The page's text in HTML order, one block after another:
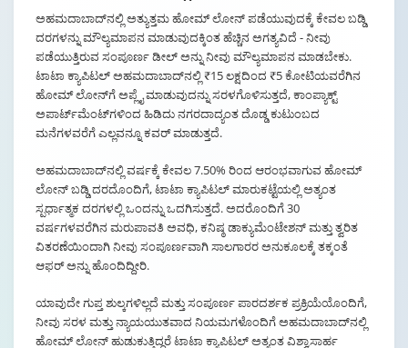
ಅಹಮದಾಬಾದ್‌ನಲ್ಲಿ ಅತ್ಯುತ್ತಮ ಹೋಮ್ ಲೋನ್ ಪಡೆಯುವುದಕ್ಕೆ ಕೇವಲ ಬಡ್ಡಿ
ದರಗಳನ್ನು ಮೌಲ್ಯಮಾಪನ ಮಾಡುವುದಕ್ಕಿಂತ ಹೆಚ್ಚಿನ ಅಗತ್ಯವಿದೆ - ನೀವು
ಪಡೆಯುತ್ತಿರುವ ಸಂಪೂರ್ಣ ಡೀಲ್ ಅನ್ನು ನೀವು ಮೌಲ್ಯಮಾಪನ ಮಾಡಬೇಕು.
ಟಾಟಾ ಕ್ಯಾಪಿಟಲ್ ಅಹಮದಾಬಾದ್‌ನಲ್ಲಿ ₹15 ಲಕ್ಷದಿಂದ ₹5 ಕೋಟಿಯವರೆಗಿನ
ಹೋಮ್ ಲೋನ್‌ಗೆ ಅಪ್ಲೈ ಮಾಡುವುದನ್ನು ಸರಳಗೊಳಿಸುತ್ತದೆ, ಕಾಂಪ್ಯಾಕ್ಟ್
ಅಪಾರ್ಟ್‌ಮೆಂಟ್‌ಗಳಿಂದ ಹಿಡಿದು ನಗರದಾದ್ಯಂತ ದೊಡ್ಡ ಕುಟುಂಬದ
ಮನೆಗಳವರೆಗೆ ಎಲ್ಲವನ್ನೂ ಕವರ್ ಮಾಡುತ್ತದೆ.
ಅಹಮದಾಬಾದ್‌ನಲ್ಲಿ ವರ್ಷಕ್ಕೆ ಕೇವಲ 7.50% ರಿಂದ ಆರಂಭವಾಗುವ ಹೋಮ್
ಲೋನ್ ಬಡ್ಡಿ ದರದೊಂದಿಗೆ, ಟಾಟಾ ಕ್ಯಾಪಿಟಲ್ ಮಾರುಕಟ್ಟೆಯಲ್ಲಿ ಅತ್ಯಂತ
ಸ್ಪರ್ಧಾತ್ಮಕ ದರಗಳಲ್ಲಿ ಒಂದನ್ನು ಒದಗಿಸುತ್ತದೆ. ಅದರೊಂದಿಗೆ 30
ವರ್ಷಗಳವರೆಗಿನ ಮರುಪಾವತಿ ಅವಧಿ, ಕನಿಷ್ಠ ಡಾಕ್ಯುಮೆಂಟೇಶನ್ ಮತ್ತು ತ್ವರಿತ
ವಿತರಣೆಯಿಂದಾಗಿ ನೀವು ಸಂಪೂರ್ಣವಾಗಿ ಸಾಲಗಾರರ ಅನುಕೂಲಕ್ಕೆ ತಕ್ಕಂತೆ
ಆಫರ್ ಅನ್ನು ಹೊಂದಿದ್ದೀರಿ.
ಯಾವುದೇ ಗುಪ್ತ ಶುಲ್ಕಗಳಿಲ್ಲದೆ ಮತ್ತು ಸಂಪೂರ್ಣ ಪಾರದರ್ಶಕ ಪ್ರಕ್ರಿಯೆಯೊಂದಿಗೆ,
ನೀವು ಸರಳ ಮತ್ತು ನ್ಯಾಯಯುತವಾದ ನಿಯಮಗಳೊಂದಿಗೆ ಅಹಮದಾಬಾದ್‌ನಲ್ಲಿ
ಹೋಮ್ ಲೋನ್ ಹುಡುಕುತ್ತಿದ್ದರೆ ಟಾಟಾ ಕ್ಯಾಪಿಟಲ್ ಅತ್ಯಂತ ವಿಶ್ವಾಸಾರ್ಹ